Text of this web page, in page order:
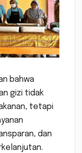
bahwa
gizi tidak
tetapi
dan